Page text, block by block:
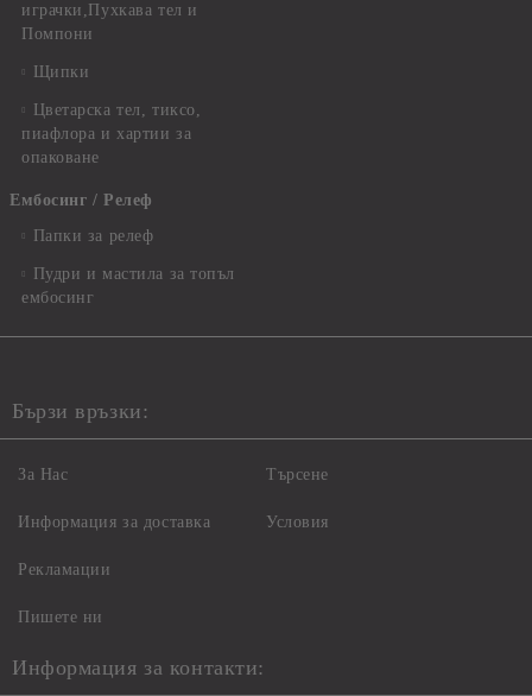
играчки,Пухкава тел и
Помпони
Щипки
Цветарска тел, тиксо,
пиафлора и хартии за
опаковане
Ембосинг / Релеф
Папки за релеф
Пудри и мастила за топъл
ембосинг
Бързи връзки:
За Нас
Информация за доставка
Рекламации
Пишете ни
Търсене
Условия
Информация за контакти: